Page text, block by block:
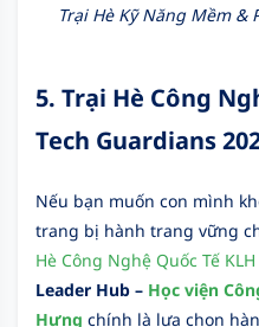
Trại Hè Kỹ Năng Mềm &
5. Trại Hè Công
Tech Guardians
Nếu bạn muốn con mình
trang bị hành trang vững
Hè Công Nghệ Quốc Tế
Leader Hub – Học viện
Hưng chính là lựa chọn